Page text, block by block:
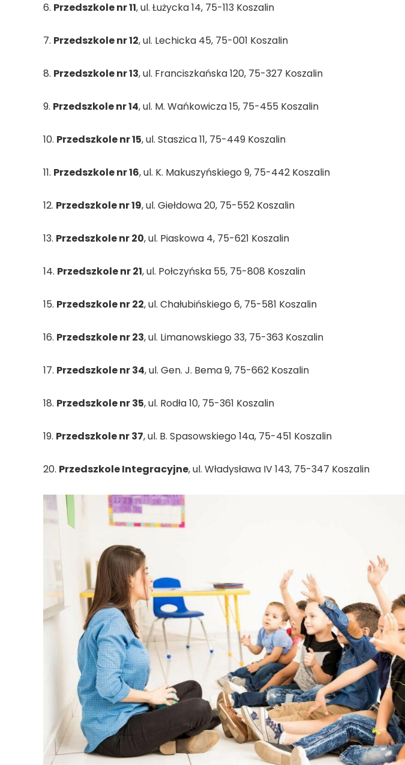
6. Przedszkole nr 11, ul. Łużycka 14, 75-113 Koszalin
7. Przedszkole nr 12, ul. Lechicka 45, 75-001 Koszalin
8. Przedszkole nr 13, ul. Franciszkańska 120, 75-327 Koszalin
9. Przedszkole nr 14, ul. M. Wańkowicza 15, 75-455 Koszalin
10. Przedszkole nr 15, ul. Staszica 11, 75-449 Koszalin
11. Przedszkole nr 16, ul. K. Makuszyńskiego 9, 75-442 Koszalin
12. Przedszkole nr 19, ul. Giełdowa 20, 75-552 Koszalin
13. Przedszkole nr 20, ul. Piaskowa 4, 75-621 Koszalin
14. Przedszkole nr 21, ul. Połczyńska 55, 75-808 Koszalin
15. Przedszkole nr 22, ul. Chałubińskiego 6, 75-581 Koszalin
16. Przedszkole nr 23, ul. Limanowskiego 33, 75-363 Koszalin
17. Przedszkole nr 34, ul. Gen. J. Bema 9, 75-662 Koszalin
18. Przedszkole nr 35, ul. Rodła 10, 75-361 Koszalin
19. Przedszkole nr 37, ul. B. Spasowskiego 14a, 75-451 Koszalin
20. Przedszkole Integracyjne, ul. Władysława IV 143, 75-347 Koszalin